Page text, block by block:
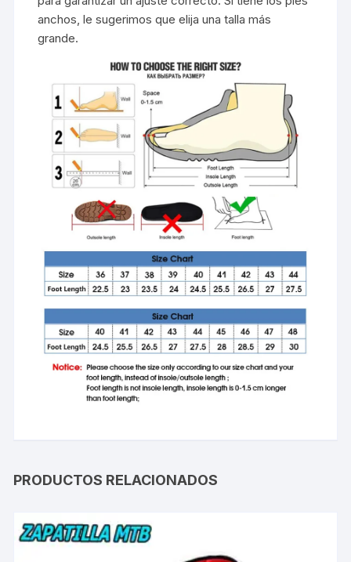
anchos, le sugerimos que elija una talla más
grande.
PRODUCTOS RELACIONADOS